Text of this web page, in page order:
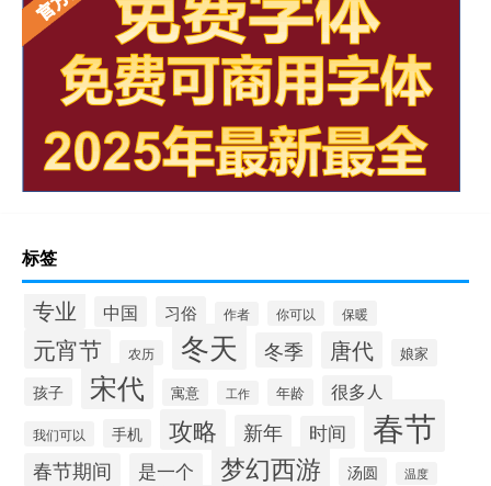
标签
专业 中国 习俗 作者 你可以 保暖
元宵节 农历 冬天 冬季 唐代 娘家
孩子 宋代 寓意 工作 年龄 很多人
我们可以 手机 攻略 新年 时间 春节
春节期间 是一个 梦幻西游 汤圆 温度